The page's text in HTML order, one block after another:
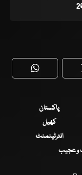
WhatsApp
پاکستان
کھیل
انٹرٹینمنٹ
و عجیب